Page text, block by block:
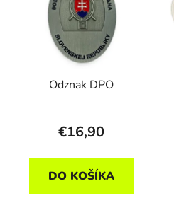
Odznak DPO
€16,90
DO KOŠÍKA